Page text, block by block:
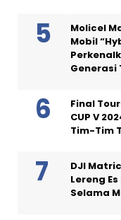
Molicel
Mobil
Generasi
Final
CUP V
Tim-Tim
DJI
Lereng
Selama